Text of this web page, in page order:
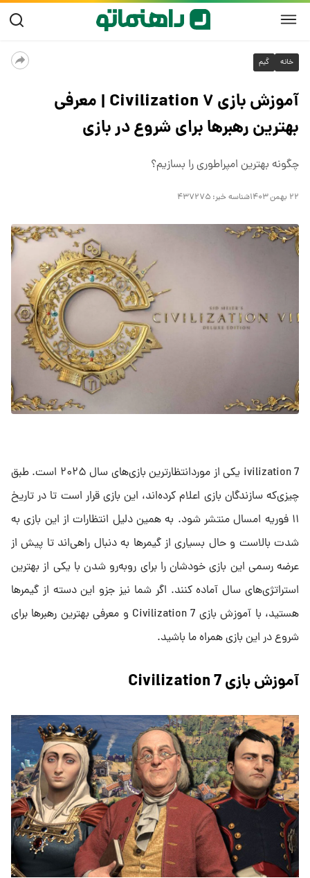
خانه گیم
آموزش بازی Civilization ۷ | معرفی
بهترین رهبرها برای شروع در بازی
چگونه بهترین امپراطوری را بسازیم؟
۲۲ بهمن ۱۴۰۳ شناسه خبر: ۴۳۷۲۷۵
ivilization 7 یکی از موردانتظارترین بازی‌‌های سال ۲۰۲۵ است. طبق
چیزی‌که سازندگان بازی اعلام کرده‌اند، این بازی قرار است تا در تاریخ
۱۱ فوریه امسال منتشر شود. به همین دلیل انتظارات از این بازی به
شدت بالاست و حال بسیاری از گیمرها به دنبال راهی‌اند تا پیش از
عرضه رسمی این بازی خودشان را برای روبه‌رو شدن با یکی از بهترین
استراتژی‌های سال آماده کنند. اگر شما نیز جزو این دسته از گیمرها
هستید، با آموزش بازی Civilization 7 و معرفی بهترین رهبرها برای
شروع در این بازی همراه ما باشید.
آموزش بازی Civilization 7